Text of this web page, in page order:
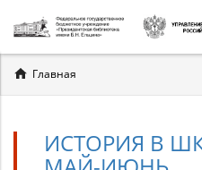
Вы
здесь
Главная
ИСТОРИЯ В